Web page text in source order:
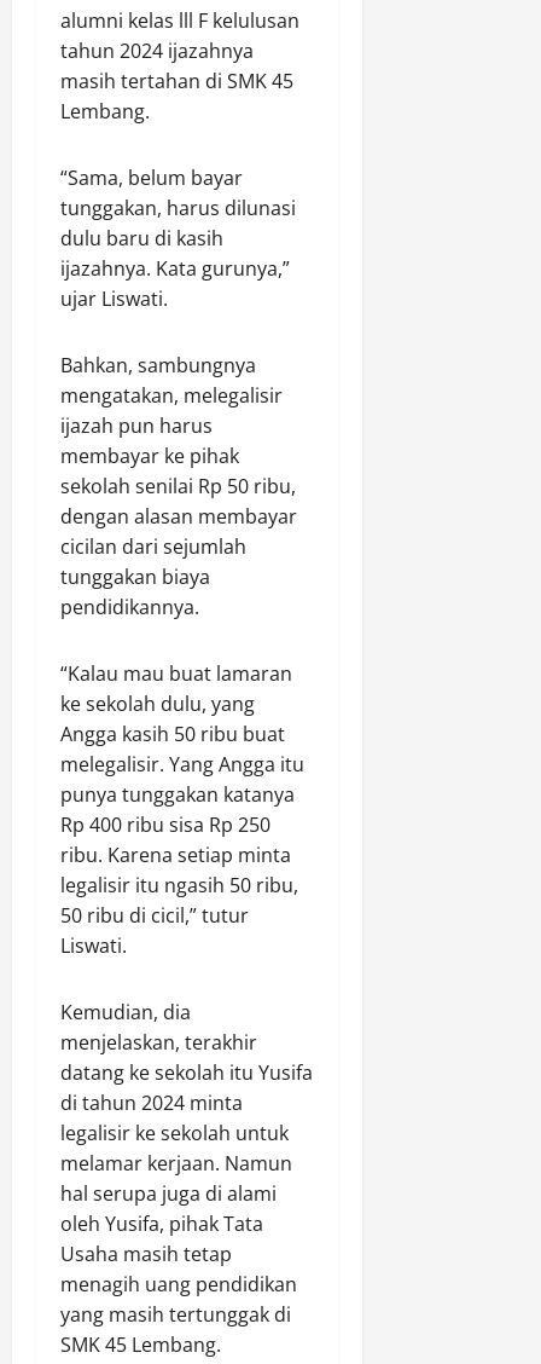
alumni kelas lll F kelulusan
tahun 2024 ijazahnya
masih tertahan di SMK 45
Lembang.
“Sama, belum bayar
tunggakan, harus dilunasi
dulu baru di kasih
ijazahnya. Kata gurunya,”
ujar Liswati.
Bahkan, sambungnya
mengatakan, melegalisir
ijazah pun harus
membayar ke pihak
sekolah senilai Rp 50 ribu,
dengan alasan membayar
cicilan dari sejumlah
tunggakan biaya
pendidikannya.
“Kalau mau buat lamaran
ke sekolah dulu, yang
Angga kasih 50 ribu buat
melegalisir. Yang Angga itu
punya tunggakan katanya
Rp 400 ribu sisa Rp 250
ribu. Karena setiap minta
legalisir itu ngasih 50 ribu,
50 ribu di cicil,” tutur
Liswati.
Kemudian, dia
menjelaskan, terakhir
datang ke sekolah itu Yusifa
di tahun 2024 minta
legalisir ke sekolah untuk
melamar kerjaan. Namun
hal serupa juga di alami
oleh Yusifa, pihak Tata
Usaha masih tetap
menagih uang pendidikan
yang masih tertunggak di
SMK 45 Lembang.